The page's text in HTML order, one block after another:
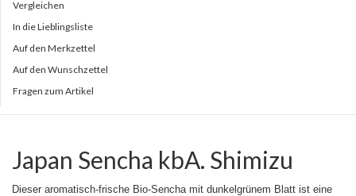
Vergleichen
In die Lieblingsliste
Auf den Merkzettel
Auf den Wunschzettel
Fragen zum Artikel
Japan Sencha kbA. Shimizu
Dieser aromatisch-frische Bio-Sencha mit dunkelgrünem Blatt ist eine